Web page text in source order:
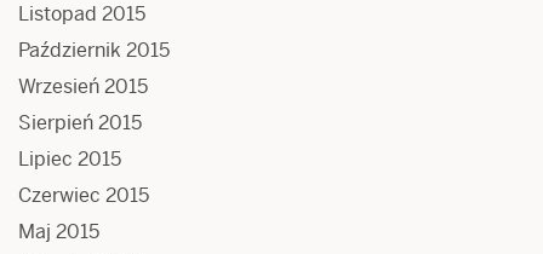
Listopad 2015
Październik 2015
Wrzesień 2015
Sierpień 2015
Lipiec 2015
Czerwiec 2015
Maj 2015